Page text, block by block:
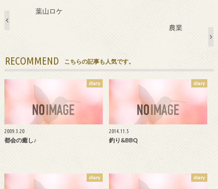
葉山ロケ
農業
RECOMMEND こちらの記事も人気です。
diary
2009.3.20
都会の癒し♪
diary
2014.11.5
釣り&BBQ
diary diary